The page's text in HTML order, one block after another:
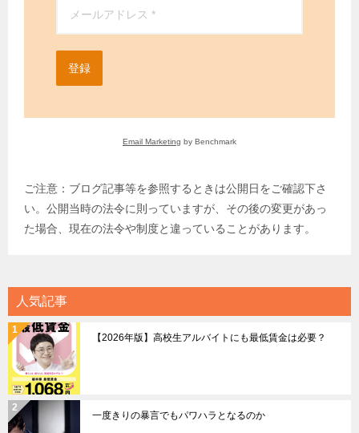
登録
Email Marketing by Benchmark
ご注意：ブログ記事等を参照するときは公開日をご確認下さ
い。公開当時の法令に則っていますが、その後の変更があっ
た場合、現在の法令や制度と違っていることがあります。
人気記事
【2026年版】高校生アルバイトにも最低賃金は必要？
一度きりの暴言でもパワハラとなるのか